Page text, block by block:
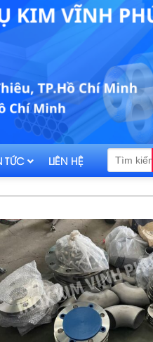
TỨC LIÊN HỆ